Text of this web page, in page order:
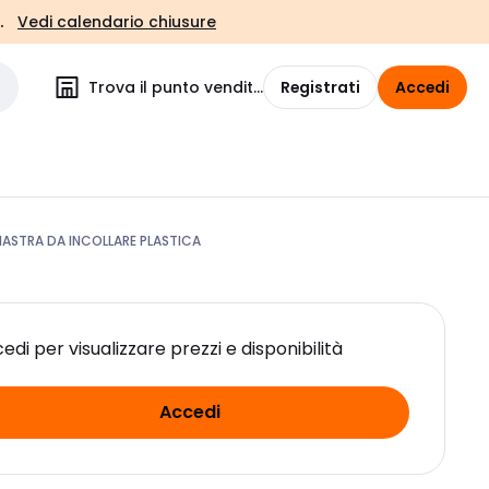
Vedi calendario chiusure
Trova il punto vendita Registrati Accedi
DA INCOLLARE PLASTICA
per visualizzare prezzi e disponibilità
Accedi